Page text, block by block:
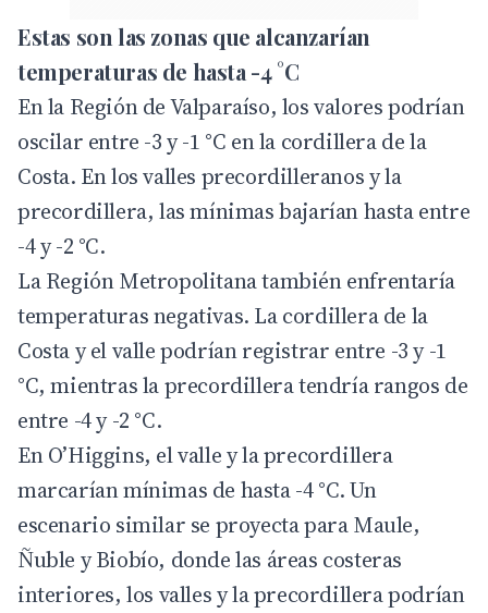
Estas son las zonas que alcanzarían
temperaturas de hasta -4 °C
En la Región de Valparaíso, los valores podrían
oscilar entre -3 y -1 °C en la cordillera de la
Costa. En los valles precordilleranos y la
precordillera, las mínimas bajarían hasta entre
-4 y -2 °C.
La Región Metropolitana también enfrentaría
temperaturas negativas. La cordillera de la
Costa y el valle podrían registrar entre -3 y -1
°C, mientras la precordillera tendría rangos de
entre -4 y -2 °C.
En O’Higgins, el valle y la precordillera
marcarían mínimas de hasta -4 °C. Un
escenario similar se proyecta para Maule,
Ñuble y Biobío, donde las áreas costeras
interiores, los valles y la precordillera podrían